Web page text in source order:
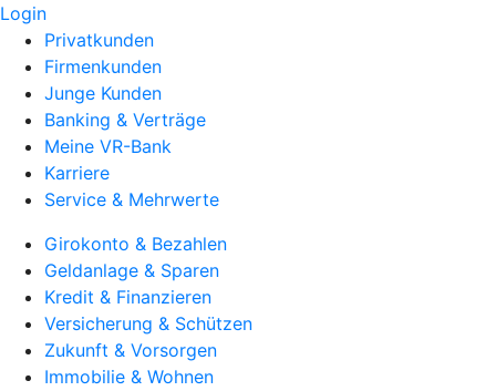
Login
Privatkunden
Firmenkunden
Junge Kunden
Banking & Verträge
Meine VR-Bank
Karriere
Service & Mehrwerte
Girokonto & Bezahlen
Geldanlage & Sparen
Kredit & Finanzieren
Versicherung & Schützen
Zukunft & Vorsorgen
Immobilie & Wohnen